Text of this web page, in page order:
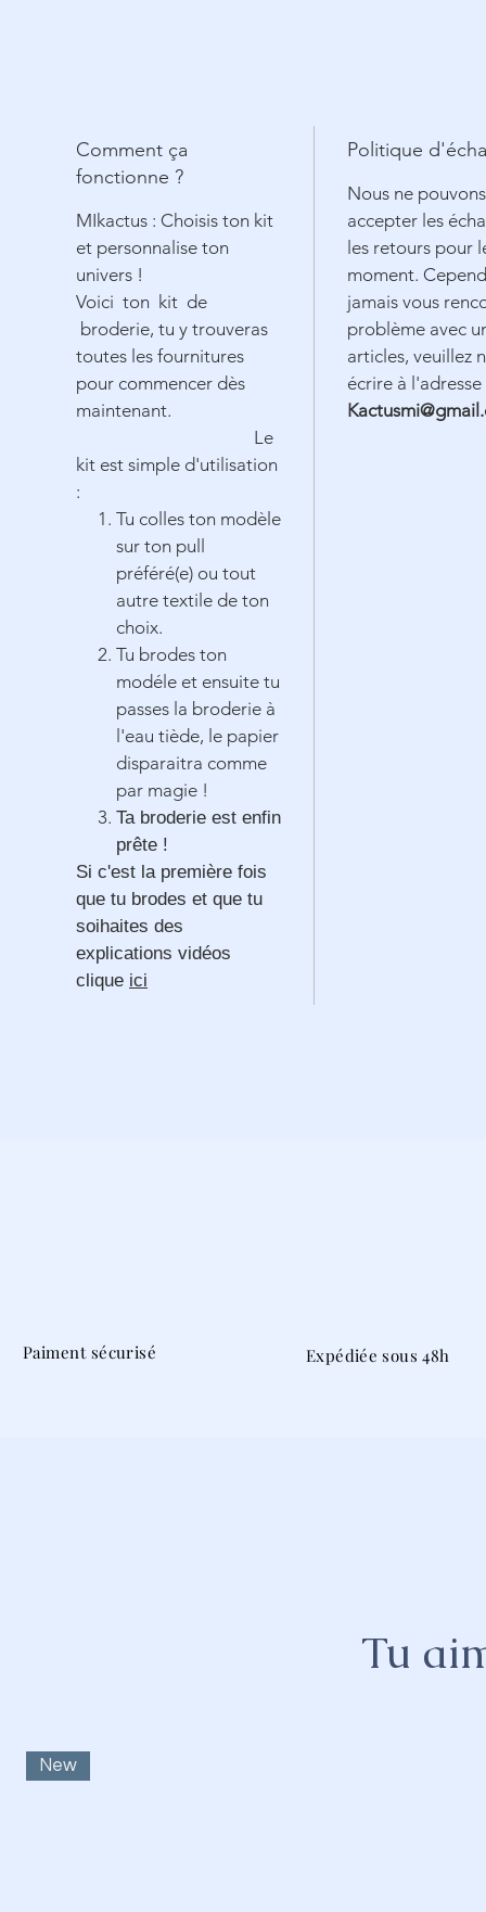
Comment ça
fonctionne ?
MIkactus : Choisis ton kit
et personnalise ton
univers !
Voici ton kit de
broderie, tu y trouveras
toutes les fournitures
pour commencer dès
maintenant.
Le
kit est simple d'utilisation
:
Tu colles ton modèle
sur ton pull
préféré(e) ou tout
autre textile de ton
choix.
Tu brodes ton
modéle et ensuite tu
passes la broderie à
l'eau tiède, le papier
disparaitra comme
par magie !
Ta broderie est enfin
prête !
Si c'est la première fois
que tu brodes et que tu
soihaites des
explications vidéos
clique ici
Politique
Nous ne
accepter les
les retours pour
moment.
jamais vous
problème avec
articles, veuillez
écrire à
Tu
New
Paiment sécurisé Expédiée sous 48h